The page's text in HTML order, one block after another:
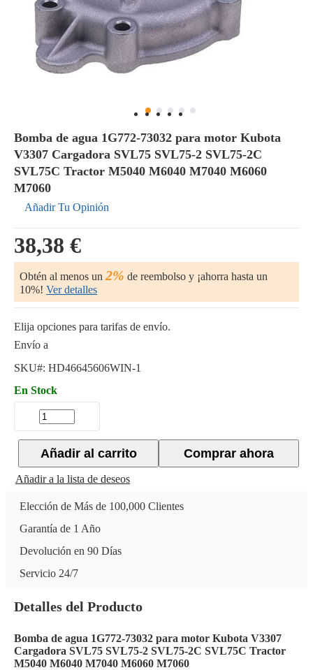
Bomba de agua 1G772-73032 para motor Kubota
V3307 Cargadora SVL75 SVL75-2 SVL75-2C
SVL75C Tractor M5040 M6040 M7040 M6060
M7060
Añadir Tu Opinión
38,38 €
Obtén al menos un 2% de reembolso y ¡ahorra hasta un
10%! Ver detalles
Elija opciones para tarifas de envío.
Envío a
SKU#: HD46645606WIN-1
En Stock
Comprar ahora
Añadir al carrito
Añadir a la lista de deseos
Elección de Más de 100,000 Clientes
Garantía de 1 Año
Devolución en 90 Días
Servicio 24/7
Detalles del Producto
Bomba de agua 1G772-73032 para motor Kubota V3307
Cargadora SVL75 SVL75-2 SVL75-2C SVL75C Tractor
M5040 M6040 M7040 M6060 M7060